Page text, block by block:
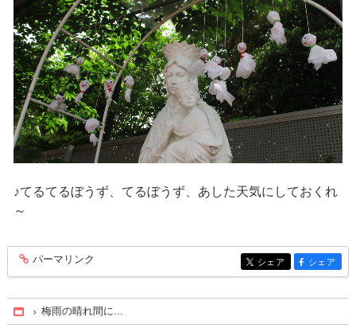
♪てるてるぼうず、てるぼうず、あした天気にしておくれ
～
entry388
パーマリンク entry388
シェア entry388
シェア
Home
梅雨の晴れ間に...